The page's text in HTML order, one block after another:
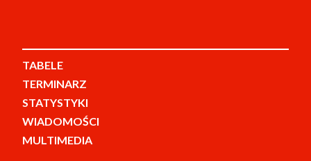
TABELE
TERMINARZ
STATYSTYKI
WIADOMOŚCI
MULTIMEDIA